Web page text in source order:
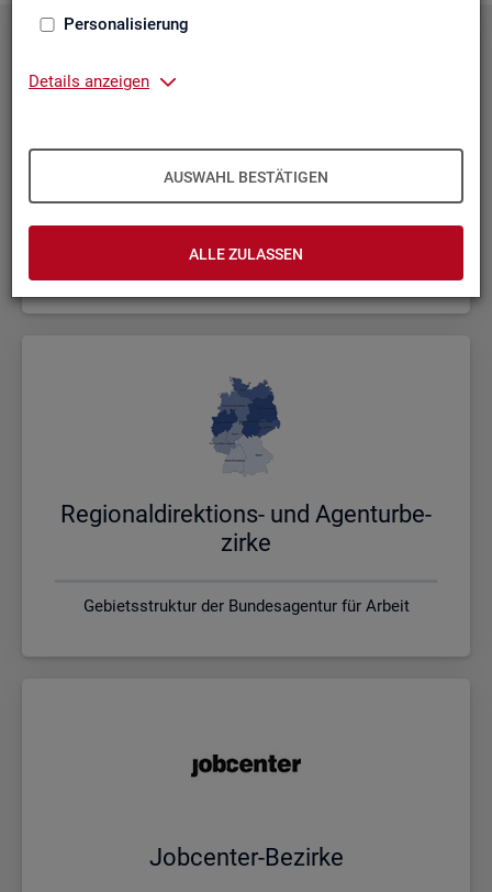
Personalisierung
Details anzeigen
AUSWAHL BESTÄTIGEN
ALLE ZULASSEN
Bund, Län­der und Krei­se
Politische Gebietsstruktur
Re­gio­nal­di­rek­ti­ons- und Agen­tur­be­
zir­ke
Gebietsstruktur der Bundesagentur für Arbeit
Job­cen­ter-Be­zir­ke